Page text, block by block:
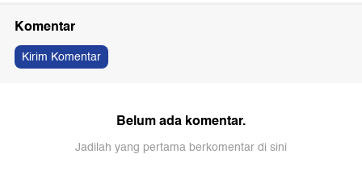
Komentar
Kirim Komentar
Belum ada komentar.
Jadilah yang pertama berkomentar di sini